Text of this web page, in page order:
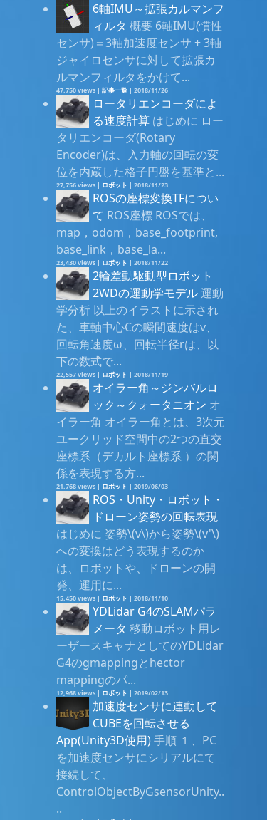
6軸IMU～拡張カルマンフ
ィルタ 概要 6軸IMU(慣性
センサ)＝3軸加速度センサ + 3軸
ジャイロセンサに対して拡張カ
ルマンフィルタをかけて...
47,750 views |記事一覧 |2018/11/26
ロータリエンコーダによ
る速度計算 はじめに ロー
タリエンコーダ(Rotary
Encoder)は、入力軸の回転の変
位を内蔵した格子円盤を基準と...
27,756 views | ロボット |2018/11/23
ROSの座標変換TFについ
て ROS座標 ROSでは、
map，odom，base_footprint,
base_link，base_la...
23,430 views | ロボット |2018/11/22
2輪差動駆動型ロボット
2WDの運動学モデル運動
学分析 以上のイラストに示され
た、車軸中心Cの瞬間速度はv、
回転角速度ω、回転半径rは、以
下の数式で...
22,557 views | ロボット |2018/11/19
オイラー角～ジンバルロ
ック～クォータニオン オ
イラー角 オイラー角とは、3次元
ユークリッド空間中の2つの直交
座標系（デカルト座標系 ）の関
係を表現する方...
21,768 views | ロボット |2019/06/03
ROS・Unity・ロボット・
ドローン姿勢の回転表現
はじめに 姿勢\(v\)から姿勢\(v'\)
への変換はどう表現するのか
は、ロボットや、ドローンの開
発、運用に...
15,450 views | ロボット |2018/11/10
YDLidar G4のSLAMパラ
メータ 移動ロボット用レ
ーザースキャナとしてのYDLidar
G4のgmappingとhector
mappingのパ...
12,968 views | ロボット |2019/02/13
加速度センサに連動して
CUBEを回転させる
App(Unity3D使用)手順 １、PC
を加速度センサにシリアルにて
接続して、
ControlObjectByGsensorUnity..
..